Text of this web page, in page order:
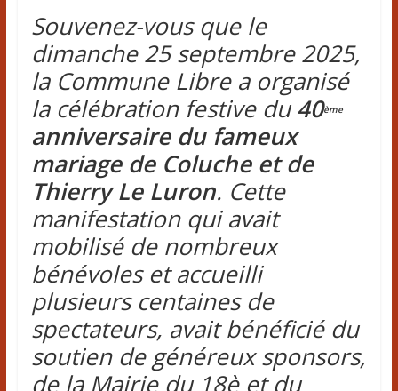
Souvenez-vous que le
dimanche 25 septembre 2025,
la Commune Libre a organisé
la célébration festive du40ème
anniversaire du fameux
mariage de Coluche et de
Thierry Le Luron. Cette
manifestation qui avait
mobilisé de nombreux
bénévoles et accueilli
plusieurs centaines de
spectateurs, avait bénéficié du
soutien de généreux sponsors,
de la Mairie du 18è et du